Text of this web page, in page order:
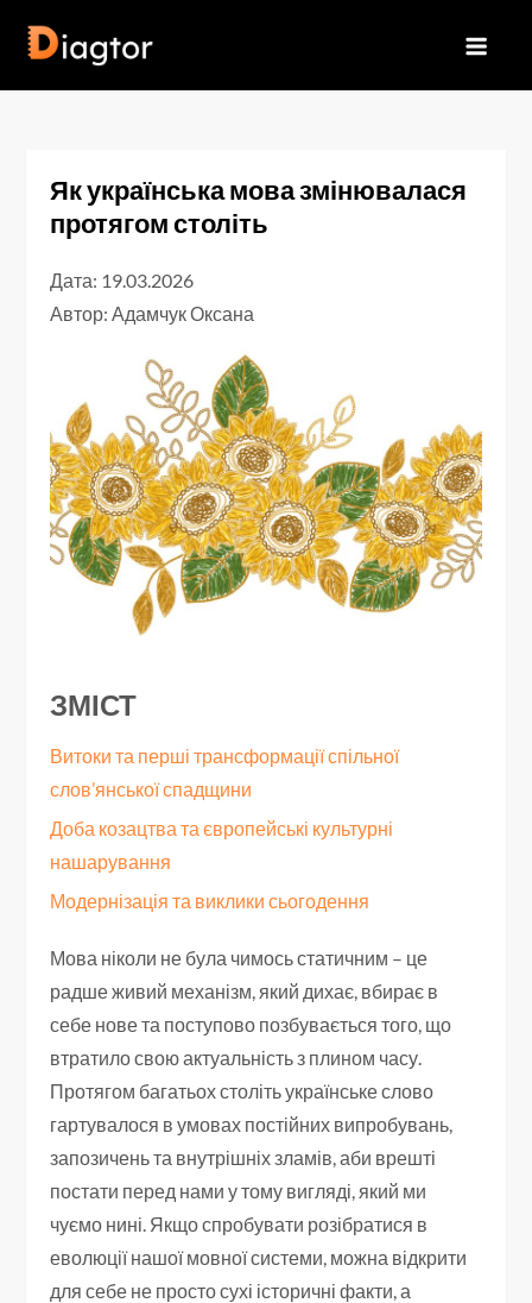
Як українська мова змінювалася
протягом століть
Дата: 19.03.2026
Автор:Адамчук Оксана
ЗМІСТ
Витоки та перші трансформації спільної
слов’янської спадщини
Доба козацтва та європейські культурні
нашарування
Модернізація та виклики сьогодення
Мова ніколи не була чимось статичним – це
радше живий механізм, який дихає, вбирає в
себе нове та поступово позбувається того, що
втратило свою актуальність з плином часу.
Протягом багатьох століть українське слово
гартувалося в умовах постійних випробувань,
запозичень та внутрішніх зламів, аби врешті
постати перед нами у тому вигляді, який ми
чуємо нині. Якщо спробувати розібратися в
еволюції нашої мовної системи, можна відкрити
для себе не просто сухі історичні факти, а